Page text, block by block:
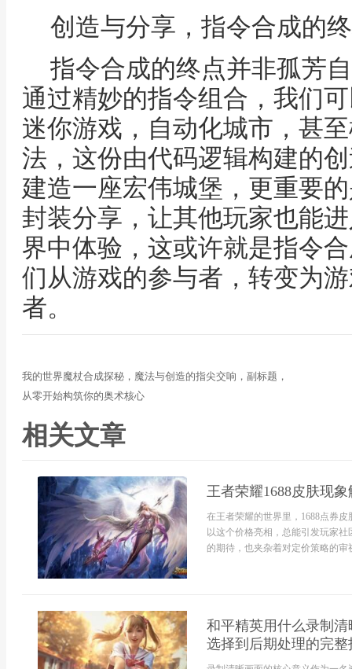
创造与分享，指令合成的
指令合成的终点并非孤芳
通过精妙的指令组合，我们
迷你游戏，自动化城市，甚
法，这份由代码逻辑构建的
建造一座宏伟城堡，更重要
封装分享，让其他玩家也能
界中体验，这或许就是指令
们从游戏的参与者，转变为
者。
我的世界魔杖合成探秘，魔法与创造的指尖交响，副标题，
从零开始构筑你的奥术核心
相关文章
王者荣耀1688皮肤现
在王者荣耀的世界里，1688点券
以这个价格亮相，总能引发玩家
的期待，也夹杂着对定价策略的审
和平精英用什么录制
选择到后期处理的完整